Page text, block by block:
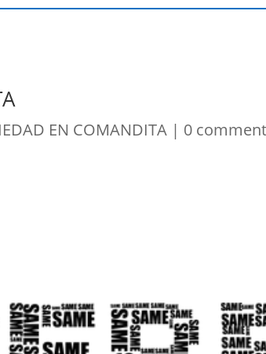
EN COMANDITA | 0